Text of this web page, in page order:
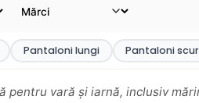
Pantaloni lungi Pantaloni
pentru vară și iarnă, inclusiv